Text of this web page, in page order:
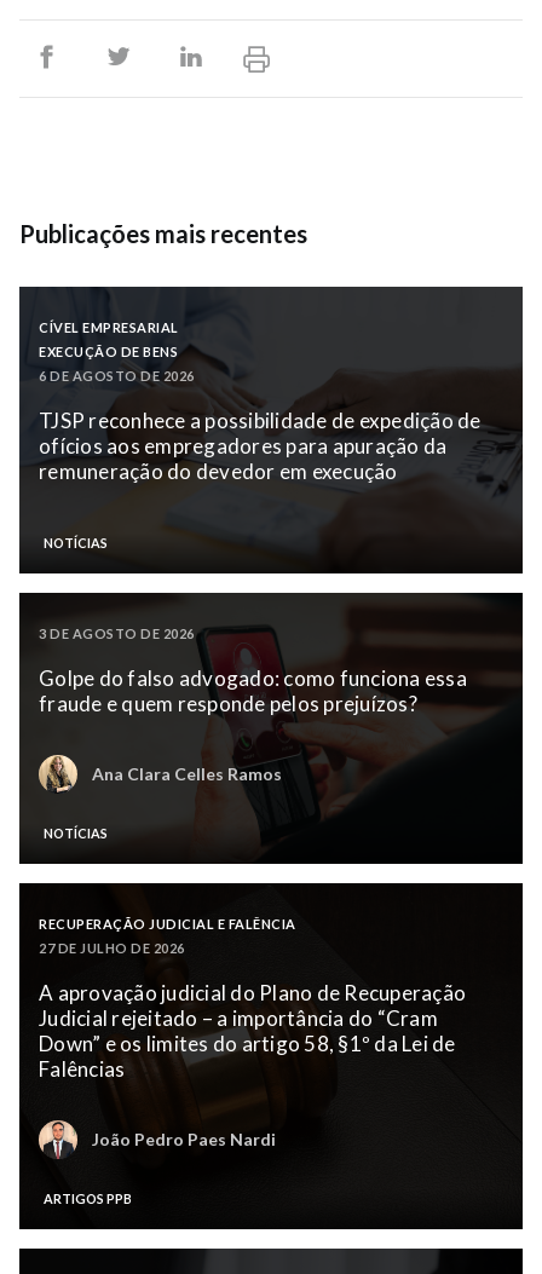
Publicações mais recentes
CÍVEL EMPRESARIAL
EXECUÇÃO DE BENS
6 DE AGOSTO DE 2026
TJSP reconhece a possibilidade de expedição de
ofícios aos empregadores para apuração da
remuneração do devedor em execução
NOTÍCIAS
3 DE AGOSTO DE 2026
Golpe do falso advogado: como funciona essa
fraude e quem responde pelos prejuízos?
Ana Clara Celles Ramos
NOTÍCIAS
RECUPERAÇÃO JUDICIAL E FALÊNCIA
27 DE JULHO DE 2026
A aprovação judicial do Plano de Recuperação
Judicial rejeitado – a importância do “Cram
Down” e os limites do artigo 58, §1º da Lei de
Falências
João Pedro Paes Nardi
ARTIGOS PPB